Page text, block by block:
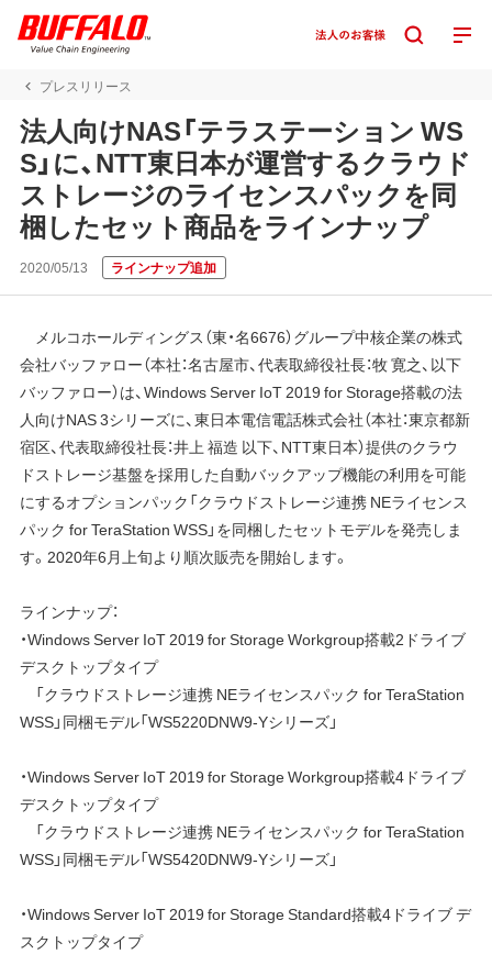
プレスリリース
法人向けNAS「テラステーション WS
S」に、NTT東日本が運営するクラウド
ストレージのライセンスパックを同
梱したセット商品をラインナップ
2020/05/13 ラインナップ追加
メルコホールディングス（東・名6676）グループ中核企業の株式
会社バッファロー（本社：名古屋市、代表取締役社長：牧 寛之、以下
バッファロー）は、Windows Server IoT 2019 for Storage搭載の法
人向けNAS 3シリーズに、東日本電信電話株式会社（本社：東京都新
宿区、代表取締役社長：井上 福造 以下、NTT東日本）提供のクラウ
ドストレージ基盤を採用した自動バックアップ機能の利用を可能
にするオプションパック「クラウドストレージ連携 NEライセンス
パック for TeraStation WSS」を同梱したセットモデルを発売しま
す。2020年6月上旬より順次販売を開始します。
ラインナップ：
・Windows Server IoT 2019 for Storage Workgroup搭載2ドライブ
デスクトップタイプ
「クラウドストレージ連携 NEライセンスパック for TeraStation
WSS」同梱モデル「WS5220DNW9-Yシリーズ」
・Windows Server IoT 2019 for Storage Workgroup搭載4ドライブ
デスクトップタイプ
「クラウドストレージ連携 NEライセンスパック for TeraStation
WSS」同梱モデル「WS5420DNW9-Yシリーズ」
・Windows Server IoT 2019 for Storage Standard搭載4ドライブ デ
スクトップタイプ